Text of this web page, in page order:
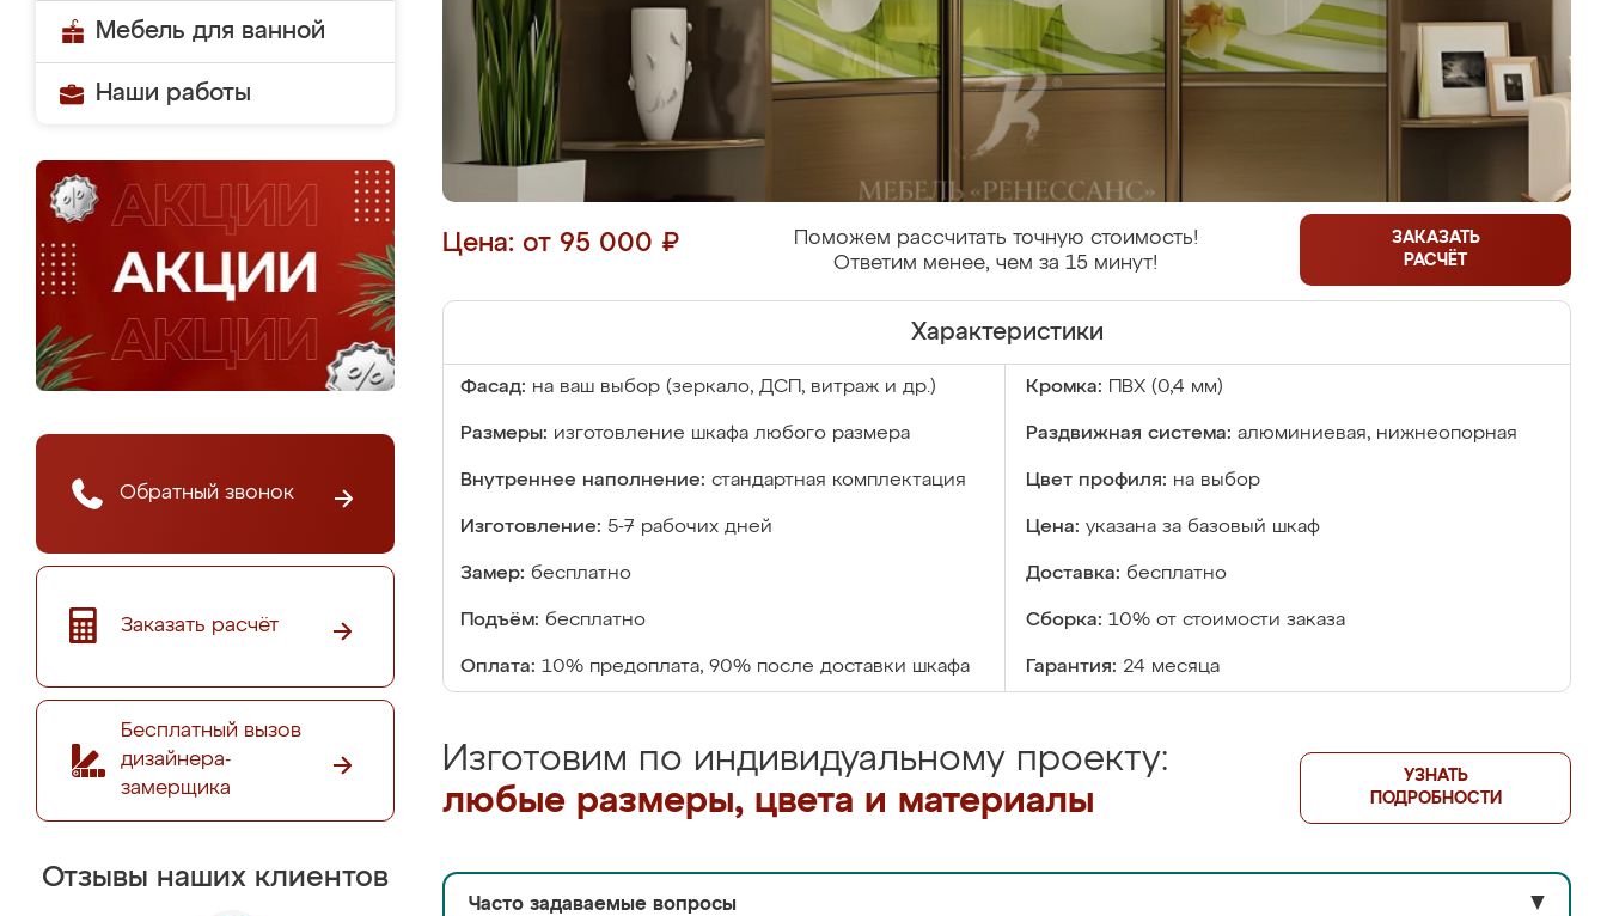
Мебель для ванной
Наши работы
Обратный звонок
Заказать расчёт
Бесплатный вызов
дизайнера-
замерщика
Отзывы наших клиентов
Цена: от 95 000 ₽
Поможем рассчитать точную стоимость!
Ответим менее, чем за 15 минут!
ЗАКАЗАТЬ
РАСЧЁТ
Характеристики
Фасад: на ваш выбор (зеркало, ДСП, витраж и др.) Кромка: ПВХ (0,4 мм)
Размеры: изготовление шкафа любого размера Раздвижная система: алюминиевая, нижнеопорная
Внутреннее наполнение: стандартная комплектация Цвет профиля: на выбор
Изготовление: 5-7 рабочих дней Цена: указана за базовый шкаф
Замер: бесплатно Доставка: бесплатно
Подъём: бесплатно Сборка: 10% от стоимости заказа
Оплата: 10% предоплата, 90% после доставки шкафа Гарантия: 24 месяца
Изготовим по индивидуальному проекту:
любые размеры, цвета и материалы
УЗНАТЬ
ПОДРОБНОСТИ
Часто задаваемые вопросы ▼